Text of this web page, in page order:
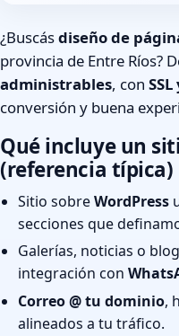
¿Buscásdiseño de
provincia de Entre Ríos?
administrables, con
conversión y buena
Qué incluye un
(referencia típica)
Sitio sobreWordPress
secciones que
Galerías, noticias o
integración con
Correo @ tu dominio,
alineados a tu tráfico.